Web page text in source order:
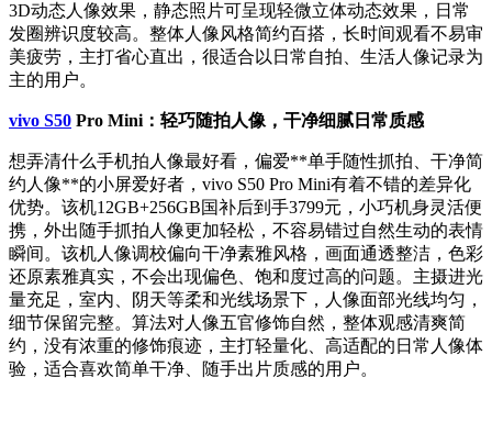
3D动态人像效果，静态照片可呈现轻微立体动态效果，日常
发圈辨识度较高。整体人像风格简约百搭，长时间观看不易审
美疲劳，主打省心直出，很适合以日常自拍、生活人像记录为
主的用户。
vivo S50 Pro Mini：轻巧随拍人像，干净细腻日常质感
想弄清什么手机拍人像最好看，偏爱**单手随性抓拍、干净简
约人像**的小屏爱好者，vivo S50 Pro Mini有着不错的差异化
优势。该机12GB+256GB国补后到手3799元，小巧机身灵活便
携，外出随手抓拍人像更加轻松，不容易错过自然生动的表情
瞬间。该机人像调校偏向干净素雅风格，画面通透整洁，色彩
还原素雅真实，不会出现偏色、饱和度过高的问题。主摄进光
量充足，室内、阴天等柔和光线场景下，人像面部光线均匀，
细节保留完整。算法对人像五官修饰自然，整体观感清爽简
约，没有浓重的修饰痕迹，主打轻量化、高适配的日常人像体
验，适合喜欢简单干净、随手出片质感的用户。